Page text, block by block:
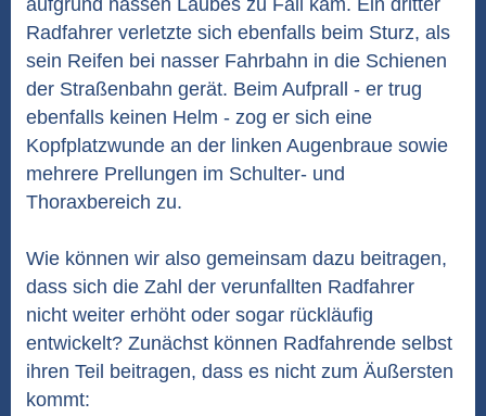
aufgrund nassen Laubes zu Fall kam. Ein dritter
Radfahrer verletzte sich ebenfalls beim Sturz, als
sein Reifen bei nasser Fahrbahn in die Schienen
der Straßenbahn gerät. Beim Aufprall - er trug
ebenfalls keinen Helm - zog er sich eine
Kopfplatzwunde an der linken Augenbraue sowie
mehrere Prellungen im Schulter- und
Thoraxbereich zu.
Wie können wir also gemeinsam dazu beitragen,
dass sich die Zahl der verunfallten Radfahrer
nicht weiter erhöht oder sogar rückläufig
entwickelt? Zunächst können Radfahrende selbst
ihren Teil beitragen, dass es nicht zum Äußersten
kommt: